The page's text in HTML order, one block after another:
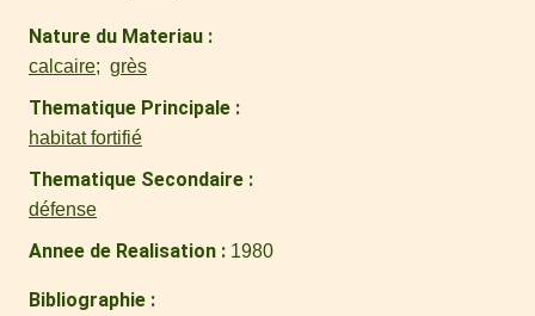
Nature du Materiau
calcaire grès
Thematique Principale
habitat fortifié
Thematique Secondaire
défense
Annee de Realisation 1980
Bibliographie